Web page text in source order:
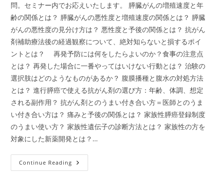
問。セミナー内でお応えいたします。 膵臓がんの増殖速度と年
齢の関係とは？ 膵臓がんの悪性度と増殖速度の関係とは？ 膵臓
がんの悪性度の見分け方は？ 悪性度と予後の関係とは？ 抗がん
剤補助療法後の経過観察について、絶対知らないと損するポイ
ントとは？ 再発予防には何をしたらよいのか？食事の注意点
とは？ 再発した場合に一番やってはいけない行動とは？ 治験の
選択肢はどのようなものがあるか？ 腹膜播種と腹水の対処方法
とは？ 進行膵癌で使える抗がん剤の選び方：年齢、体調、想定
される副作用？ 抗がん剤とのうまい付き合い方＝医師とのうま
い付き合い方は？ 痛みと予後の関係とは？ 家族性膵癌登録制度
のうまい使い方？ 家族性遺伝子の診断方法とは？ 家族性の方を
対象にした新薬開発とは？…
Continue Reading 2015
年